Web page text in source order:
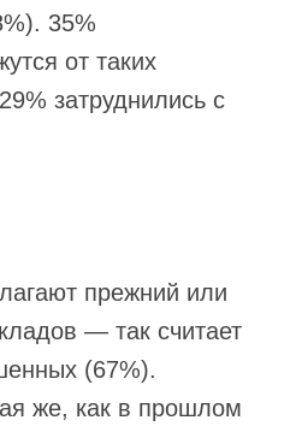
35%
от таких
затруднились с
прежний или
— так считает
(67%).
же, как в прошлом